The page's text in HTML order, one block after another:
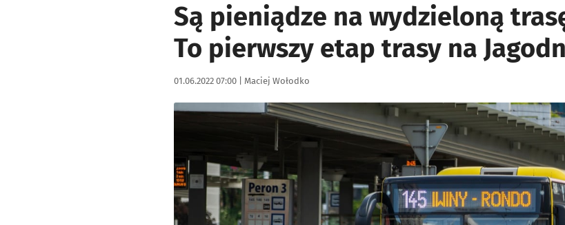
Są pieniądze na wydzieloną
To pierwszy etap trasy na
Data publikacji:
01.06.2022 07:00 | Autor:
Maciej Wołodko
Kliknij, aby powiększyć